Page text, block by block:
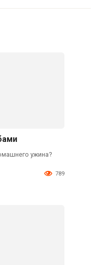
ужина?
789